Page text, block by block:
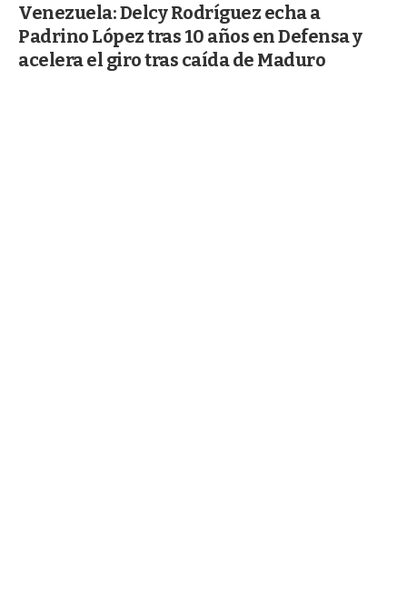
Venezuela: Delcy Rodríguez echa a
Padrino López tras 10 años en Defensa y
acelera el giro tras caída de Maduro